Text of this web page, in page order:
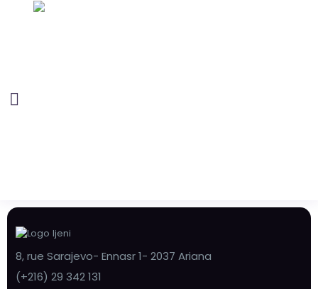
8, rue Sarajevo- Ennasr 1- 2037 Ariana
(+216) 29 342 131